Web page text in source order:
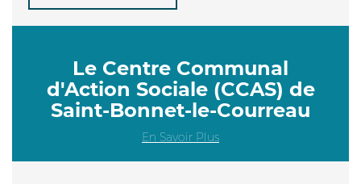
Le Centre Communal
d'Action Sociale (CCAS) de
Saint-Bonnet-le-Courreau
En Savoir Plus